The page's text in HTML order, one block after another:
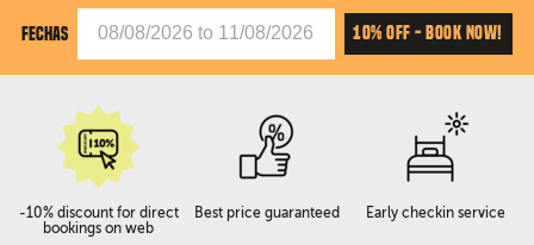
FECHAS 10% OFF - BOOK NOW!
-10% discount for direct
bookings on web
Best price guaranteed Early checkin service